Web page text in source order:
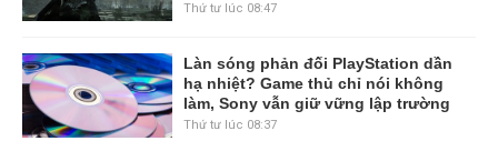
Thứ tư lúc 08:47
Làn sóng phản đối PlayStation dần
hạ nhiệt? Game thủ chỉ nói không
làm, Sony vẫn giữ vững lập trường
Thứ tư lúc 08:37